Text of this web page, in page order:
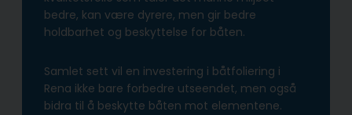
bedre, kan være dyrere, men gir bedre
holdbarhet og beskyttelse for båten.
Samlet sett vil en investering i båtfoliering i
Rena ikke bare forbedre utseendet, men også
bidra til å beskytte båten mot elementene.